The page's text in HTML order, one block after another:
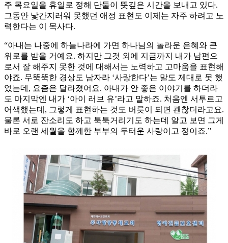
주 목요일을 휴일로 정해 단둘이 뜻깊은 시간을 보내고 있다.
그동안 낯간지러워 못했던 애정 표현도 이제는 자주 하려고 노
력한다는 이 목사다.
“아내는 나중에 하늘나라에 가면 하나님의 놀라운 은혜와 큰
위로를 받을 거예요. 하지만 그것 외에 지금까지 내가 남편으
로서 잘 해주지 못한 것에 대해서는 노력하고 고마움을 표현해
야죠. 무뚝뚝한 경상도 남자라 ‘사랑한다’는 말도 제대로 못 했
었는데, 요즘은 달라졌어요. 아내가 안 좋은 이야기를 하더라
도 마지막엔 내가 ‘아이 러브 유’라고 말하죠. 처음엔 서투르고
어색했는데, 그렇게 표현하는 것도 버릇이 되면 괜찮더라고요.
물론 서로 잔소리도 하고 툭툭거리기도 하는데 알고 보면 그게
바로 오랜 세월을 함께한 부부의 두터운 사랑이고 정이죠.”